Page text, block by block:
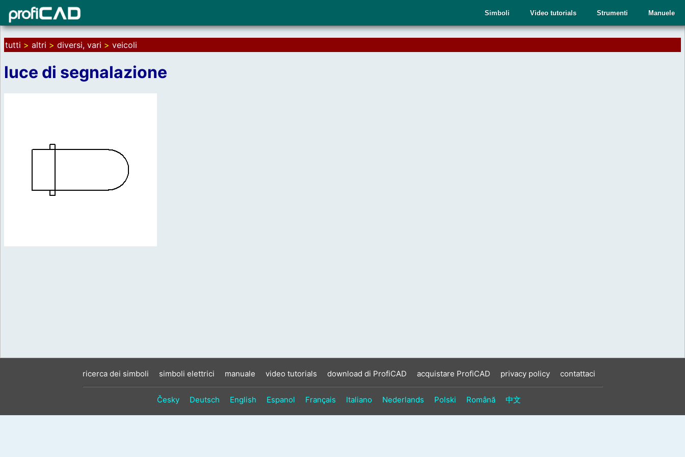
Manuele
Strumenti
Video tutorials
Simboli
tutti > altri > diversi, vari > veicoli
luce di segnalazione
ricerca dei simboli simboli elettrici manuale video tutorials download di ProfiCAD acquistare ProfiCAD privacy policy contattaci
Česky Deutsch English Espanol Français Italiano Nederlands Polski Română 中文